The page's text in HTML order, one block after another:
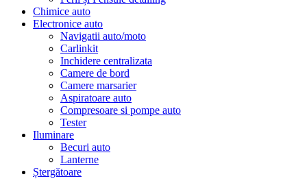
Chimice auto
Electronice auto
Navigatii auto/moto
Carlinkit
Inchidere centralizata
Camere de bord
Camere marsarier
Aspiratoare auto
Compresoare si pompe auto
Tester
Iluminare
Becuri auto
Lanterne
Ștergătoare